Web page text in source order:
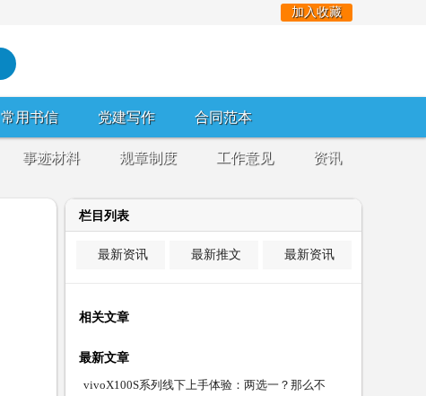
加入收藏
常用书信 党建写作 合同范本
事迹材料 规章制度 工作意见 资讯
栏目列表
最新资讯 最新推文 最新资讯
相关文章
最新文章
vivoX100S系列线下上手体验：两选一？那么不